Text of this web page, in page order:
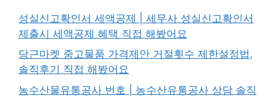
성실신고확인서 세액공제 | 세무사 성실신고확인서
제출시 세액공제 혜택 직접 해봤어요
당근마켓 중고물품 가격제안 거절횟수 제한설정법,
솔직후기 직접 해봤어요
농수산물유통공사 번호 | 농수산유통공사 상담 솔직